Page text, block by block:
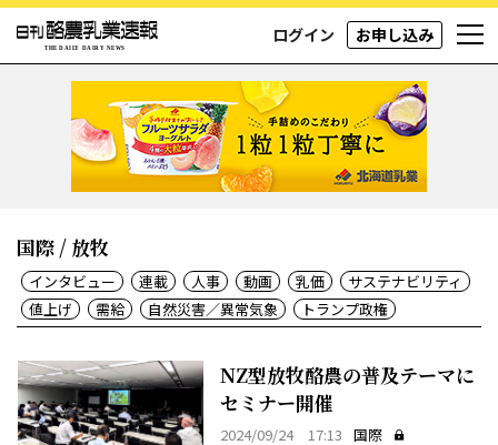
ログイン お申し込み
国際 / 放牧
インタビュー 連載 人事 動画 乳価
サステナビリティ
値上げ
需給 自然災害／異常気象 トランプ政権
NZ型放牧酪農の普及テーマに
セミナー開催
2024/09/24 17:13 国際